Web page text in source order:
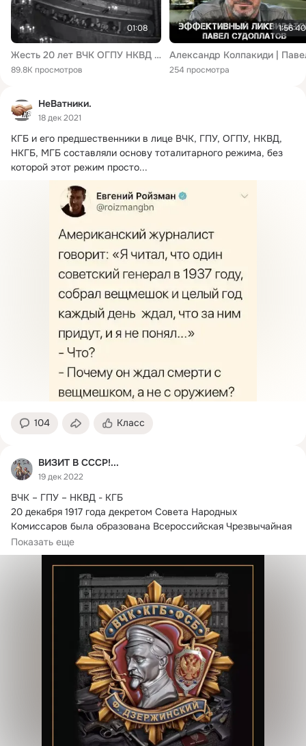
01:08
Жесть 20 лет ВЧК ОГПУ НКВД Речь Микояна 20 Years VCHK GPU NKVD Mikoyan
89.8K просмотров
1:56:40
254 просмотра
НеВатники.
18 дек 2021
КГБ и его предшественники в лице ВЧК, ГПУ, ОГПУ, НКВД,
НКГБ, МГБ составляли основу тоталитарного режимa, без
которой этот режим просто...
104 Класс
ВИЗИТ В СССР!...
19 дек 2022
ВЧК – ГПУ – НКВД - КГБ
20 декабря 1917 года декретом Совета Народных
Комиссаров была образована Всероссийская Чрезвычайная
Комиссия...
Показать еще